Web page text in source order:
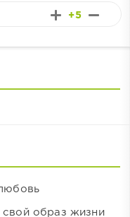
+5
образ жизни